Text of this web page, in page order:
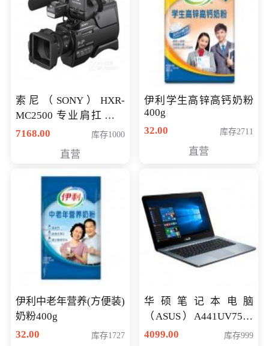
索尼（SONY）HXR-
MC2500 专业肩扛式存
储卡全高清摄录一体机
清入门级摄像机
7168.00 库存1000
直营
伊利学生高锌高钙奶粉
400g
32.00
库存2711
直营
伊利中老年营养(方便装)
奶粉400g
32.00
库存1727
华硕笔记本电脑
（ASUS）A441UV7500
顽石（7代i7-7500U 4G
4099.00 库存999